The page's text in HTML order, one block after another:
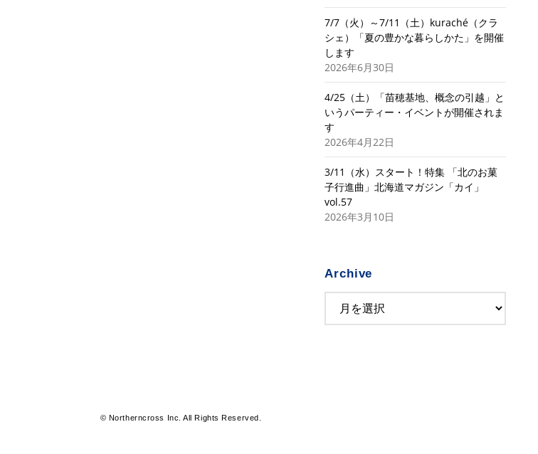
7/7（火）～7/11（土）kuraché（クラ
シェ）「夏の豊かな暮らしかた」を開催
します
2026年6月30日
4/25（土）「苗穂基地、概念の引越」と
いうパーティー・イベントが開催されま
す
2026年4月22日
3/11（水）スタート！特集 「北のお菓
子行進曲」北海道マガジン「カイ」
vol.57
2026年3月10日
Archive
© Northerncross Inc. All Rights Reserved.